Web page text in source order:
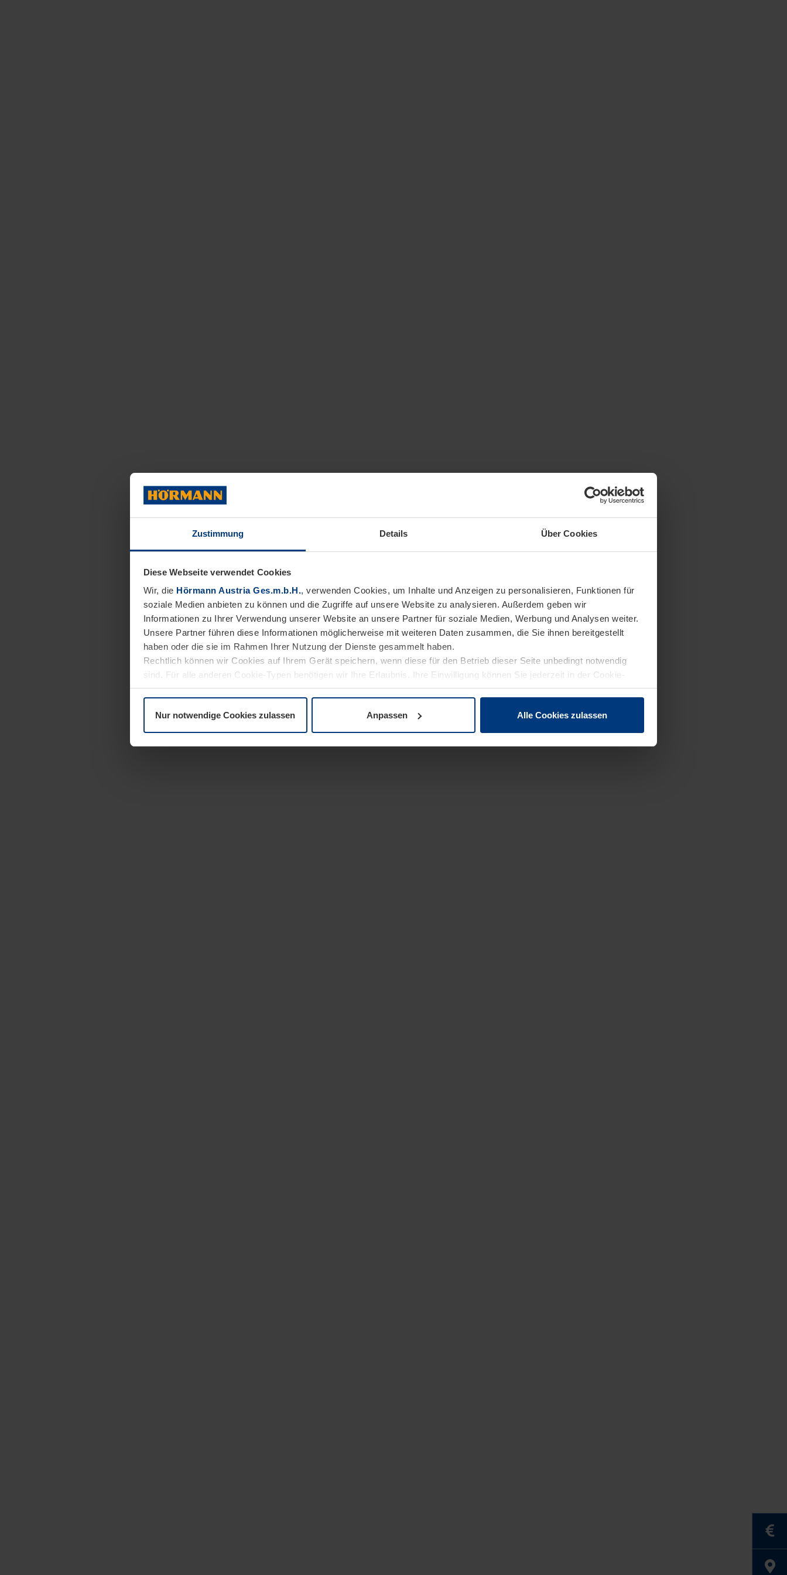
Zustimmung Details Über Cookies
Diese Webseite verwendet Cookies
Wir, die Hörmann Austria Ges.m.b.H., verwenden Cookies, um Inhalte und Anzeigen zu personalisieren, Funktionen für
soziale Medien anbieten zu können und die Zugriffe auf unsere Website zu analysieren. Außerdem geben wir
Informationen zu Ihrer Verwendung unserer Website an unsere Partner für soziale Medien, Werbung und Analysen weiter.
Unsere Partner führen diese Informationen möglicherweise mit weiteren Daten zusammen, die Sie ihnen bereitgestellt
haben oder die sie im Rahmen Ihrer Nutzung der Dienste gesammelt haben.
Rechtlich können wir Cookies auf Ihrem Gerät speichern, wenn diese für den Betrieb dieser Seite unbedingt notwendig
sind. Für alle anderen Cookie-Typen benötigen wir Ihre Erlaubnis. Ihre Einwilligung können Sie jederzeit in der Cookie-
Erläuterung auf der SeiteDatenschutzerklärungunserer Website ändern oder widerrufen.
Nur notwendige Cookies zulassen Anpassen Alle Cookies zulassen